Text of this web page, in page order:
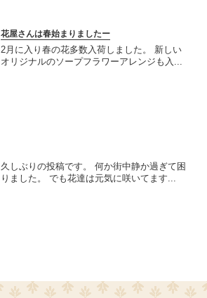
花屋さんは春始まりましたー
2月に入り春の花多数入荷しました。 新しい
オリジナルのソープフラワーアレンジも入...
久しぶりの投稿です。 何か街中静か過ぎて困
りました。 でも花達は元気に咲いてます...
紫陽花やブーゲンビリア入荷してますよー 季